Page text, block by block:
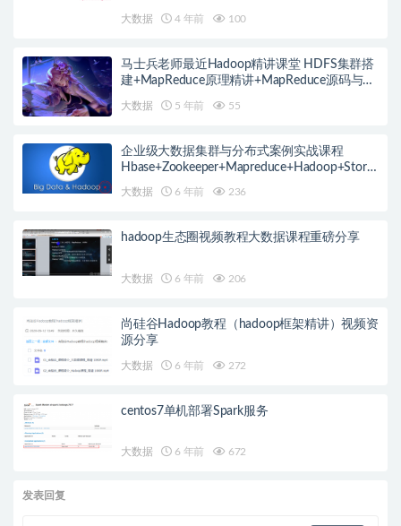
大数据 4 年前 100
马士兵老师最近Hadoop精讲课堂 HDFS集群搭
建+MapReduce原理精讲+MapReduce源码与开
大数据 5 年前 55
企业级大数据集群与分布式案例实战课程
Hbase+Zookeeper+Mapreduce+Hadoop+Storm
大数据 6 年前 236
hadoop生态圈视频教程大数据课程重磅分享
大数据 6 年前 206
尚硅谷Hadoop教程（hadoop框架精讲）视频资
源分享
大数据 6 年前 272
centos7单机部署Spark服务
大数据 6 年前 672
发表回复